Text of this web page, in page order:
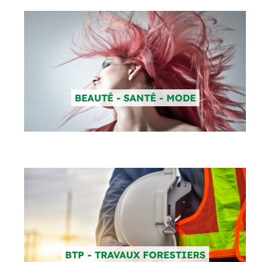
BEAUTÉ - SANTÉ - MODE
BTP - TRAVAUX FORESTIERS